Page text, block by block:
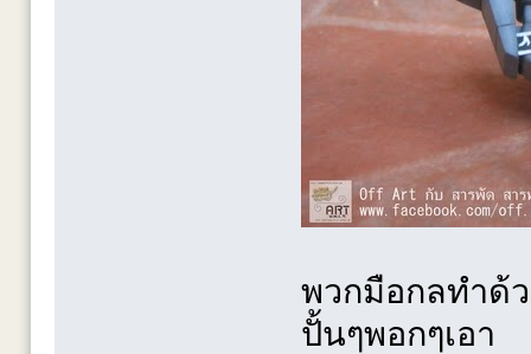
พวกมือกลทำด้
ปั้นๆพอกๆเอา